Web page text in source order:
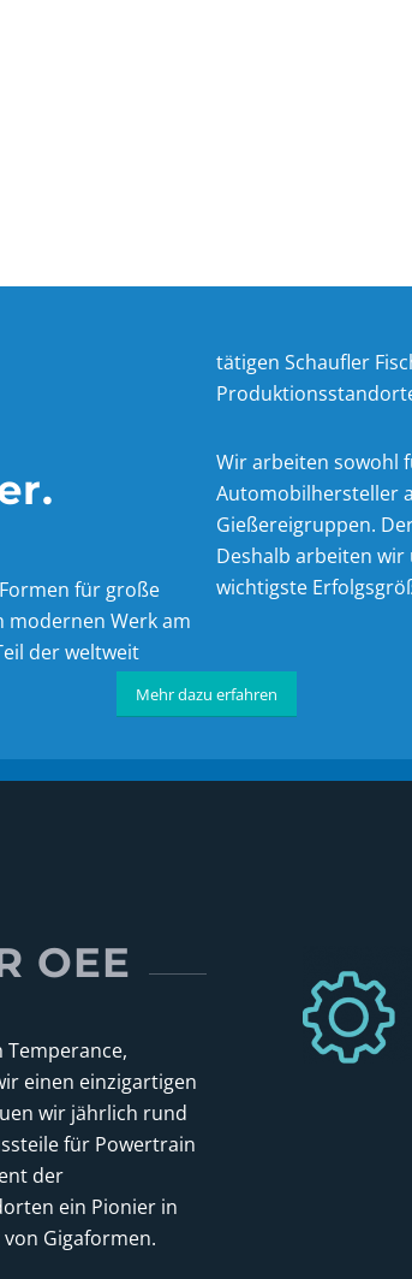
für große
modernen Werk am
der weltweit
tätigen Schaufler
Wir arbeiten sowohl
Automobilhersteller
Gießereigruppen.
Deshalb arbeiten wir
wichtigste
Mehr dazu erfahren
OEE
einen einzigartigen
wir jährlich rund
für Powertrain
der
ein Pionier in
Gigaformen.